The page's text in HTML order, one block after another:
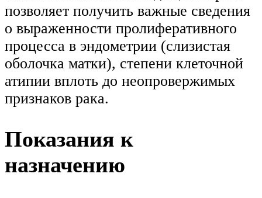
позволяет получить важные сведения
о выраженности пролиферативного
процесса в эндометрии (слизистая
оболочка матки), степени клеточной
атипии вплоть до неопровержимых
признаков рака.
Показания к
назначению